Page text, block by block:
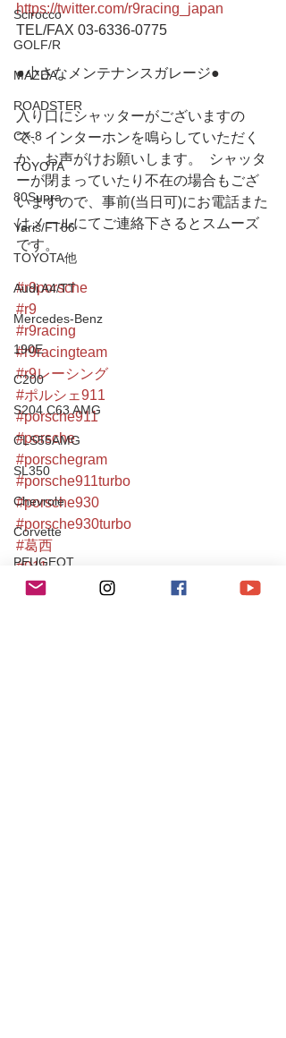
Scirocco
GOLF/R
MAZDA
ROADSTER
CX-8
TOYOTA
80Supra
Yaris/FT86
TOYOTA他
Audi A4/TT
Mercedes-Benz
190E
C200
S204 C63 AMG
CLS55AMG
SL350
Chevrole
Corvette
PEUGEOT
106S16
https://twitter.com/r9racing_japan
TEL/FAX 03-6336-0775
●小さなメンテナンスガレージ●
入り口にシャッターがございますの
で、インターホンを鳴らしていただく
か、お声がけお願いします。  シャッタ
ーが閉まっていたり不在の場合もござ
いますので、事前(当日可)にお電話また
はメールにてご連絡下さるとスムーズ
です。
#r9porsche
#r9
#r9racing
#r9racingteam
#r9レーシング
#ポルシェ911
#porsche911
#porsche
#porschegram
#porsche911turbo
#porsche930
#porsche930turbo
#葛西
#911
#911turbo